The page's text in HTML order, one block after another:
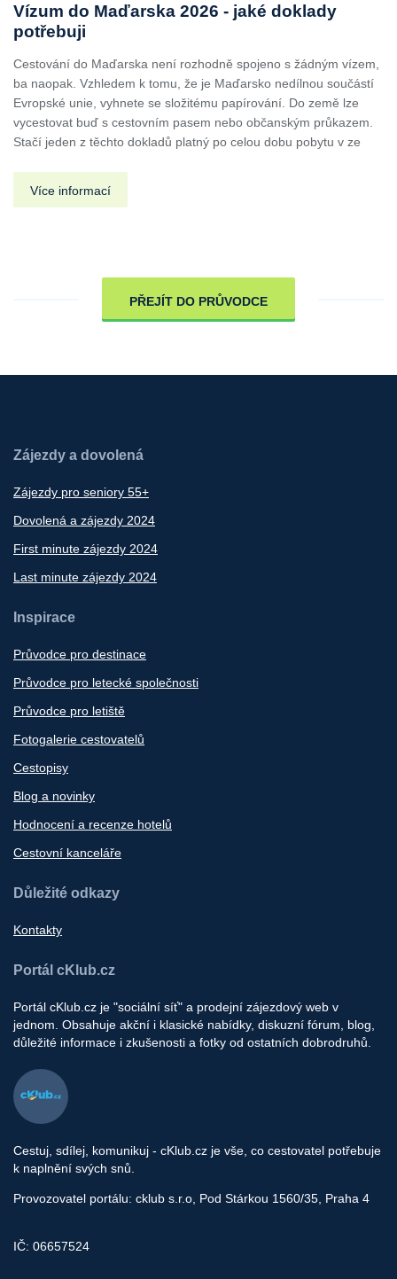
Vízum do Maďarska 2026 - jaké doklady
potřebuji
Cestování do Maďarska není rozhodně spojeno s žádným vízem,
ba naopak. Vzhledem k tomu, že je Maďarsko nedílnou součástí
Evropské unie, vyhnete se složitému papírování. Do země lze
vycestovat buď s cestovním pasem nebo občanským průkazem.
Stačí jeden z těchto dokladů platný po celou dobu pobytu v ze
Více informací
PŘEJÍT DO PRŮVODCE
Zájezdy a dovolená
Zájezdy pro seniory 55+
Dovolená a zájezdy 2024
First minute zájezdy 2024
Last minute zájezdy 2024
Inspirace
Průvodce pro destinace
Průvodce pro letecké společnosti
Průvodce pro letiště
Fotogalerie cestovatelů
Cestopisy
Blog a novinky
Hodnocení a recenze hotelů
Cestovní kanceláře
Důležité odkazy
Kontakty
Portál cKlub.cz
Portál cKlub.cz je "sociální síť" a prodejní zájezdový web v
jednom. Obsahuje akční i klasické nabídky, diskuzní fórum, blog,
důležité informace i zkušenosti a fotky od ostatních dobrodruhů.
Cestuj, sdílej, komunikuj - cKlub.cz je vše, co cestovatel potřebuje
k naplnění svých snů.
Provozovatel portálu: cklub s.r.o, Pod Stárkou 1560/35, Praha 4
IČ: 06657524